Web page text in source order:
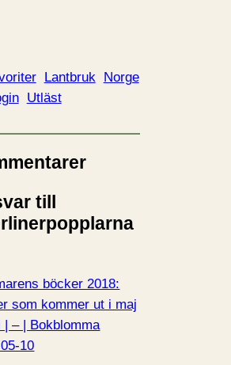
Lantbruk Norge
Utläst
till
böcker 2018:
som kommer ut i maj
| – | Bokblomma
10